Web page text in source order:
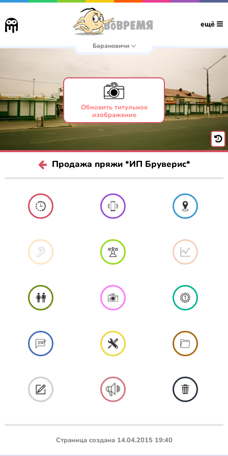
ещё
Барановичи
Обновить титульное
изображение
Продажа пряжи *ИП Бруверис*
Страница создана 14.04.2015 19:40